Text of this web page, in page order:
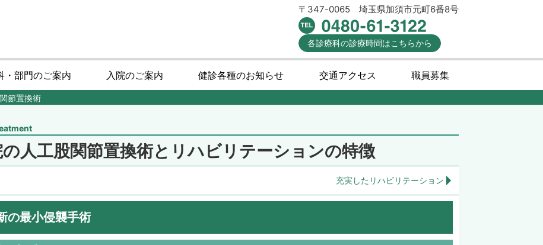
〒347-0065 埼玉県加須市元町6番8号
各診療科の診療時間はこちらから
・部門のご案内 入院のご案内 健診各種のお知らせ 交通アクセス 職員募集
節置換術
の人工股関節置換術とリハビリテーションの特徴
充実したリハビリテーション
の最小侵襲手術